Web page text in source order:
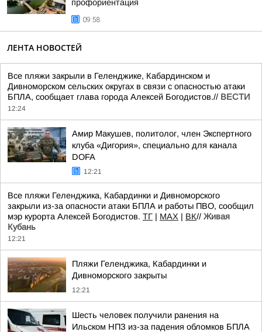
профориентация
09:58
ЛЕНТА НОВОСТЕЙ
Все пляжи закрыли в Геленджике, Кабардинском и
Дивноморском сельских округах в связи с опасностью атаки
БПЛА, сообщает глава города Алексей Богодистов.// ВЕСТИ
12:24
Амир Макушев, политолог, член Экспертного
клуба «Дигория», специально для канала
DOFA
12:21
Все пляжи Геленджика, Кабардинки и Дивноморского
закрыли из-за опасности атаки БПЛА и работы ПВО, сообщил
мэр курорта Алексей Богодистов. TГ | MAX | ВК// Живая
Кубань
12:21
Пляжи Геленджика, Кабардинки и
Дивноморского закрыты
12:21
Шесть человек получили ранения на
Ильском НПЗ из-за падения обломков БПЛА